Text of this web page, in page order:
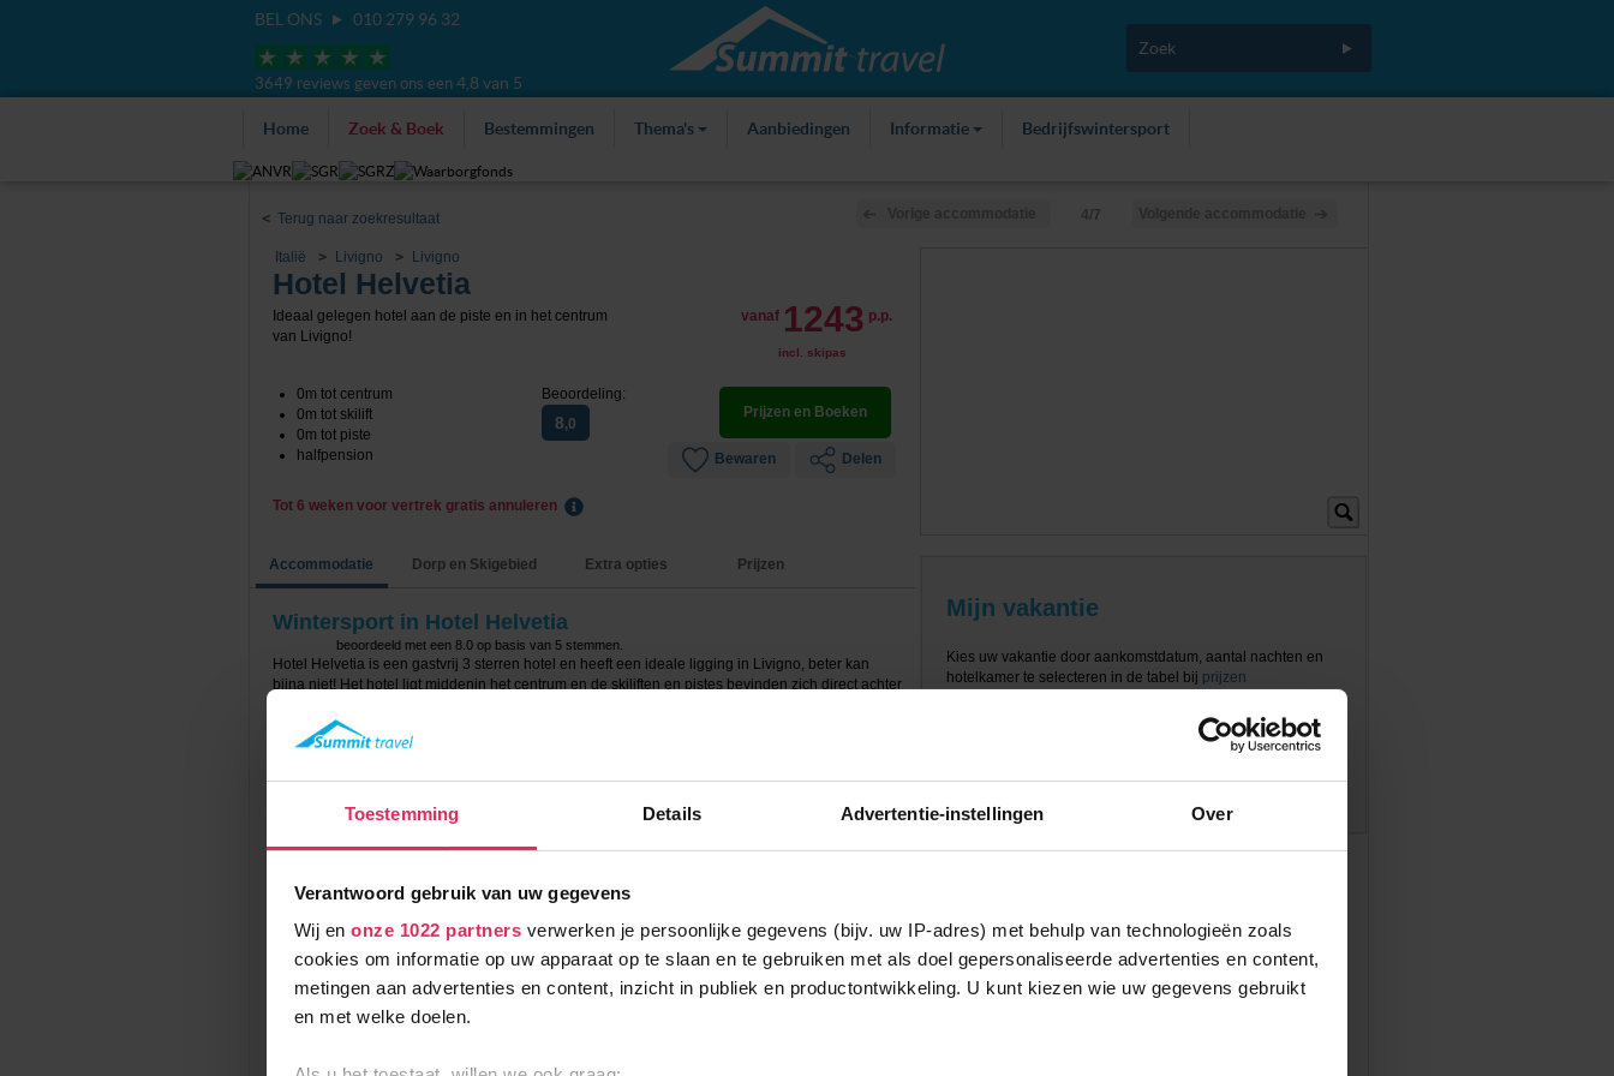
Toestemming Details Advertentie-instellingen Over
Verantwoord gebruik van uw gegevens
Wij en onze 1022 partners verwerken je persoonlijke gegevens (bijv. uw IP-adres) met behulp van technologieën zoals
cookies om informatie op uw apparaat op te slaan en te gebruiken met als doel gepersonaliseerde advertenties en content,
metingen aan advertenties en content, inzicht in publiek en productontwikkeling. U kunt kiezen wie uw gegevens gebruikt
en met welke doelen.
BEL ONS 010 279 96 32
3649 reviews geven ons een 4,8 van 5
Home Zoek & Boek Bestemmingen Thema's Aanbiedingen Informatie Bedrijfswintersport
<Terug naar zoekresultaat 4/7
Italië Livigno Livigno
Hotel Helvetia
Ideaal gelegen hotel aan de piste en in het centrum
van Livigno!
vanaf 1243 p.p.
incl. skipas
0m tot centrum
0m tot skilift
0m tot piste
halfpension
Prijzen en Boeken
Bewaren Delen
Beoordeling:
8,0
Tot 6 weken voor vertrek gratis annuleren
Accommodatie Dorp en Skigebied Extra opties Prijzen
Wintersport in Hotel Helvetia
beoordeeld met een 8.0op basis van 5stemmen.
Hotel Helvetia is een gastvrij 3 sterren hotel en heeft een ideale ligging in Livigno, beter kan
bijna niet! Het hotel ligt middenin het centrum en de skiliften en pistes bevinden zich direct achter
vinden. De bussen rijden af en aan naar de overige skiliften.
heeft het hotel een eigen pub! Voor een drankje hoef je de deur dus niet uit. Daarnaast kan je
gebruik maken van de gratis Wi-Fi en het materiaal opbergen in de skiberging. Voor ontspanning
kan je terecht in de wellness. Daar is een binnenzwembad, stoombad en sauna te vinden. Tegen
betaling kan je gebruik maken van het solarium of een massage bijboeken.
De comfortabele kamers zijn ca. 20m2 en zijn ingericht met een tv, kluis en badkamer met
Het verblijf is op basis van halfpension. ’s Ochtends heb je de keuze uit een ruim ontbijtbuffet en
’s avonds kan je genieten van een 3-gangendiner (met keuze) bereid met lokale producten.
Mijn vakantie
Kies uw vakantie door aankomstdatum, aantal nachten en
hotelkamer te selecteren in de tabel bij prijzen